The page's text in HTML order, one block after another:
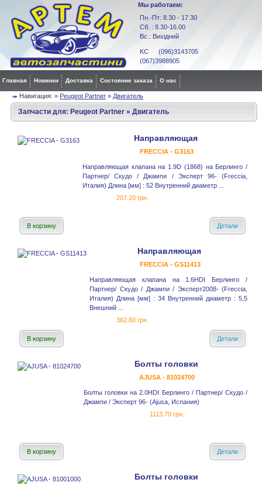
Мы работаем:
Пн.-Пт: 8.30 - 17.30
Сб. : 8.30-16.00
Вс.: Вихідний
KC (096)3143705
(067)3988905
Главная Новинки Доставка Состояние заказа О нас
Навигация: » Peugeot Partner » Двигатель
Запчасти для: Peugeot Partner » Двигатель
Направляющая
FRECCIA - G3163
Направляющая клапана на 1.9D (1868) на Берлинго /
Партнер/ Скудо / Джампи / Эксперт 96- (Freccia,
Италия) Длина [мм] : 52 Внутренний диаметр ...
207.20 грн.
В корзину Детали
Направляющая
FRECCIA - GS11413
Направляющая клапана на 1.6HDI Берлинго /
Партнер/ Скудо / Джампи / Эксперт2008- (Freccia,
Италия) Длина [мм] : 34 Внутренний диаметр : 5,5
Внешний ...
362.60 грн.
В корзину Детали
Болты головки
AJUSA - 81024700
Болты головки на 2.0HDI Берлинго / Партнер/ Скудо /
Джампи / Эксперт 96- (Ajusa, Испания)
1113.70 грн.
В корзину Детали
Болты головки